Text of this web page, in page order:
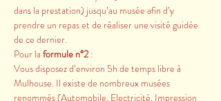
dans la prestation) jusqu’au musée afin d’y
prendre un repas et de réaliser une visité guidée
de ce dernier.
Pour la formule n°2 :
Vous disposez d’environ 5h de temps libre à
Mulhouse. Il existe de nombreux musées
renommés (Automobile, Electricité, Impression